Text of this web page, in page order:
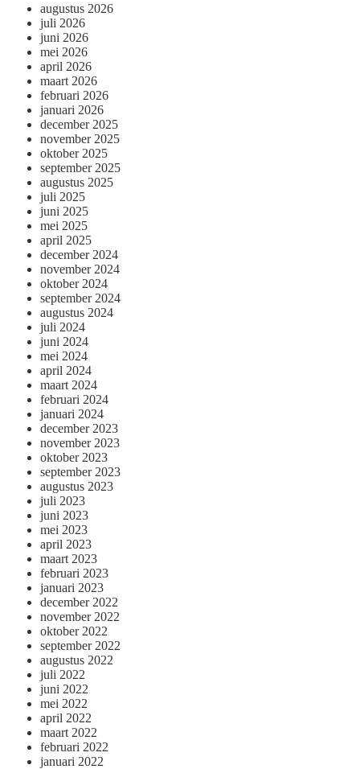
augustus 2026
juli 2026
juni 2026
mei 2026
april 2026
maart 2026
februari 2026
januari 2026
december 2025
november 2025
oktober 2025
september 2025
augustus 2025
juli 2025
juni 2025
mei 2025
april 2025
december 2024
november 2024
oktober 2024
september 2024
augustus 2024
juli 2024
juni 2024
mei 2024
april 2024
maart 2024
februari 2024
januari 2024
december 2023
november 2023
oktober 2023
september 2023
augustus 2023
juli 2023
juni 2023
mei 2023
april 2023
maart 2023
februari 2023
januari 2023
december 2022
november 2022
oktober 2022
september 2022
augustus 2022
juli 2022
juni 2022
mei 2022
april 2022
maart 2022
februari 2022
januari 2022